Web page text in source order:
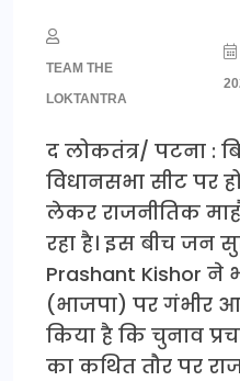
TEAM THE
LOKTANTRA
द लोकतंत्र/ पटना :
विधानसभा सीट पर
लेकर राजनीतिक
रहा है। इस बीच जन
Prashant Kishor ने
(भाजपा) पर गंभीर
किया है कि चुनाव
का कथित तौर पर